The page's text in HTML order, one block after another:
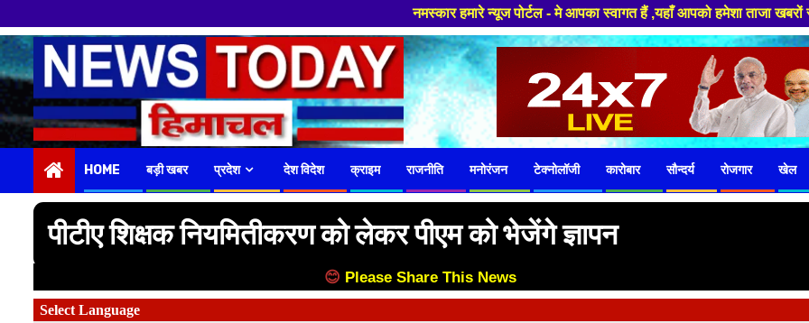
नमस्कार हमारे न्यूज पोर्टल - मे आपका स्वागत हैं ,यहाँ आपको हमेशा ताजा खबरों से रूबरू
Skip
to
content
HOME बड़ी खबर प्रदेश देश विदेश क्राइम राजनीति मनोरंजन टेक्नोलॉजी कारोबार सौन्दर्य रोजगार खेल
पीटीए शिक्षक नियमितीकरण को लेकर पीएम को भेजेंगे ज्ञापन
😊 Please Share This News